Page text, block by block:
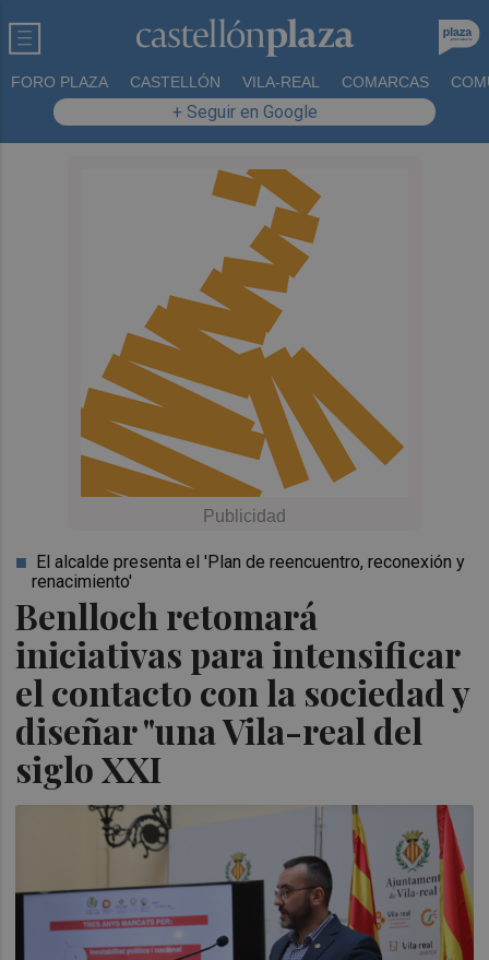
FORO PLAZA CASTELLÓN VILA-REAL COMARCAS
+ Seguir en Google
Benlloch retomará
iniciativas para intensificar
el contacto con la sociedad y
diseñar "una Vila-real del
siglo XXI
El alcalde presenta el 'Plan de reencuentro, reconexión y
renacimiento'